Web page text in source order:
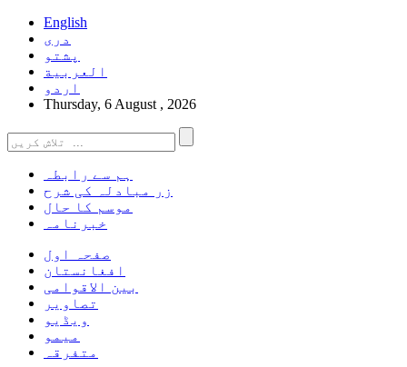
English
دری
پشتو
العربیة
اردو
Thursday, 6 August , 2026
ہم سے رابطہ
زر مبادلہ کی شرح
موسم کا حال
خبرنامہ
صفحہ اول
افغانستان
بین الاقوامی
تصاویر
ویڈیو
میمو
متفرقہ